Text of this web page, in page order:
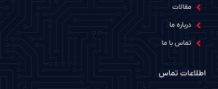
مقالات
درباره ما
تماس با ما
اطلاعات تماس